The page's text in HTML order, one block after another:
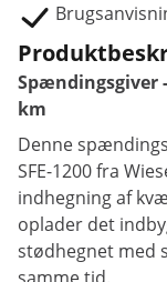
Spændingsgiver
km
Denne
SFE-1200 fra
indhegning af
oplader det
stødhegnet med